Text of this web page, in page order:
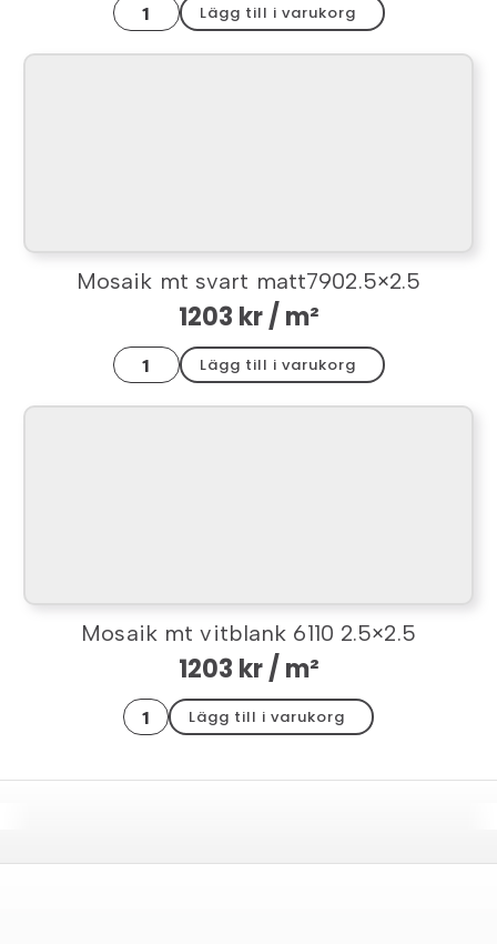
mt
svart
bl.67902.5x2.5
Lägg till i varukorg
Mosaik mt svart matt7902.5×2.5
1203 kr/ m²
Mosaik
mt
svart
matt7902.5x2.5
Lägg till i varukorg
Mosaik mt vitblank 6110 2.5×2.5
1203 kr/ m²
Mosaik
mt
vitblank
2.5x2.5
Lägg till i varukorg